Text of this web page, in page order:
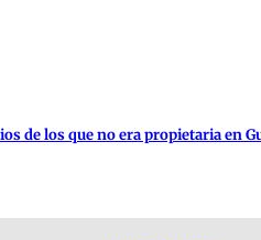
de los que no era propietaria en